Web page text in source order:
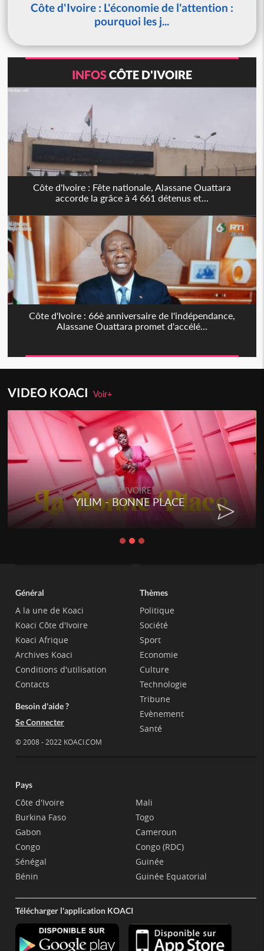
Côte d'Ivoire : L'économie de l'attention :
pourquoi les j...
INFOSCÔTE D'IVOIRE
Côte d'Ivoire : Fête nationale, Alassane Ouattara
accorde la grâce à 4 661 détenus et...
Côte d'Ivoire : 66è anniversaire de l'indépendance,
Alassane Ouattara promet d'accélé...
VIDEO KOACIVoir+
RAP IVOIRE
YILIM - BONNE PLACE
Général
A la une de Koaci
Koaci Côte d'Ivoire
Koaci Afrique
Archives Koaci
Conditions d'utilisation
Contacts
Besoin d'aide ?
Se Connecter
© 2008 - 2022 KOACI.COM
Thèmes
Politique
Société
Sport
Economie
Culture
Technologie
Tribune
Evènement
Santé
Pays
Côte d'Ivoire
Burkina Faso
Gabon
Congo
Sénégal
Bénin
Mali
Togo
Cameroun
Congo (RDC)
Guinée
Guinée Equatorial
Télécharger l'application KOACI